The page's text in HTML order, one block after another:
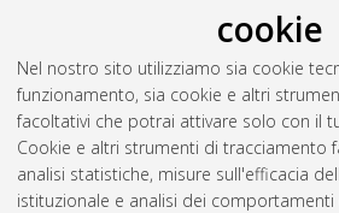
cookie
Nel nostro sito utilizziamo sia cookie
funzionamento, sia cookie e altri
facoltativi che potrai attivare solo con il
Cookie e altri strumenti di tracciamento
analisi statistiche, misure sull'efficacia
istituzionale e analisi dei comportamenti
2021(2)
2019(2)
2018 (3)
2017(3)
2016(2)